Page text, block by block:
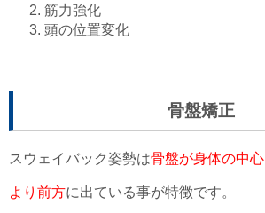
筋力強化
頭の位置変化
骨盤矯正
スウェイバック姿勢は骨盤が身体の中心
より前方に出ている事が特徴です。